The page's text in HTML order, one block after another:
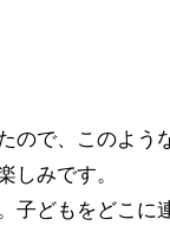
ので、このよう
しみです。
子どもをどこに